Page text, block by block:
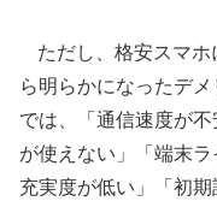
ただし、格安スマホ
ら明らかになったデメ
では、「通信速度が
が使えない」「端末
充実度が低い」「初